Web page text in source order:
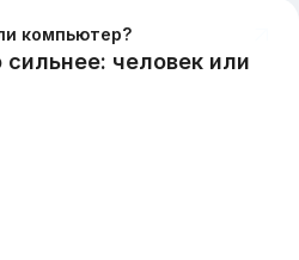
компьютер?